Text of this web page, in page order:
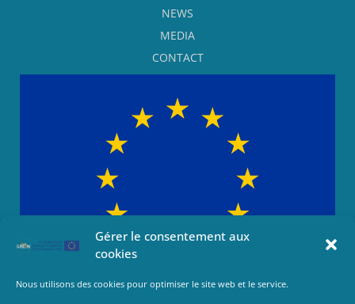
Gérer le consentement aux
cookies
Nous utilisons des cookies pour optimiser le site web et le service.
NEWS
MEDIA
CONTACT
This project has been funded with support from the European